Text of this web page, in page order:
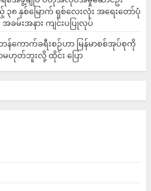
၈ နှစ်မြောက် ရှစ်လေးလုံး အရေးတော်ပုံ
မ်းအနား ကျင်းပပြုလုပ်
န်ကောက်ခရီးစဉ်ဟာ မြန်မာစစ်အုပ်စုကို
မဟုတ်ဘူးလို့ ထိုင်း ပြော